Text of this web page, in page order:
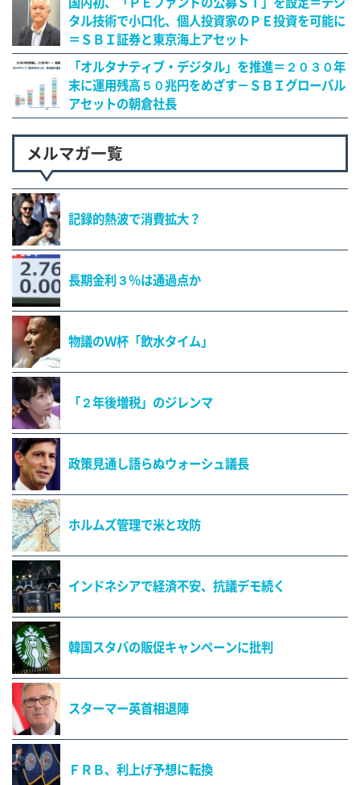
タル技術で小口化、個人投資家のＰＥ投資を可能に
＝ＳＢＩ証券と東京海上アセット
「オルタナティブ・デジタル」を推進＝２０３０年
末に運用残高５０兆円をめざす－ＳＢＩグローバル
アセットの朝倉社長
メルマガ一覧
記録的熱波で消費拡大？
長期金利３％は通過点か
物議のＷ杯「飲水タイム」
「２年後増税」のジレンマ
政策見通し語らぬウォーシュ議長
ホルムズ管理で米と攻防
インドネシアで経済不安、抗議デモ続く
韓国スタバの販促キャンペーンに批判
スターマー英首相退陣
ＦＲＢ、利上げ予想に転換